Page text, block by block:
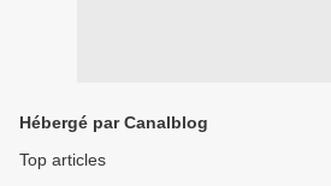
Hébergé par Canalblog
Top articles